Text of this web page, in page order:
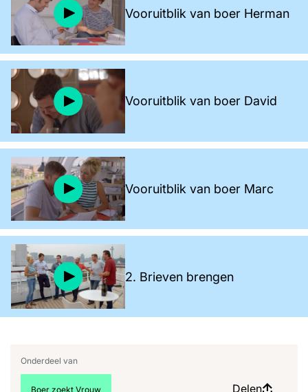
Vooruitblik van boer Herman
Vooruitblik van boer David
Vooruitblik van boer Marc
2. Brieven brengen
Onderdeel van
Bekijk meer artikelen over:
Boer zoekt Vrouw Delen